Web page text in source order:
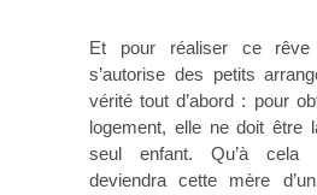
Et pour réaliser ce
s’autorise des petits
vérité tout d’abord : pour
logement, elle ne doit être
seul enfant. Qu’à cela
deviendra cette mère